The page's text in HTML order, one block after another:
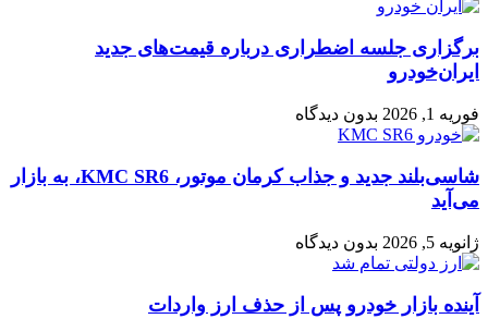
برگزاری جلسه اضطراری درباره قیمت‌های جدید
ایران‌خودرو
فوریه 1, 2026 بدون دیدگاه
شاسی‌بلند جدید و جذاب کرمان موتور، KMC SR6، به بازار
می‌آید
ژانویه 5, 2026 بدون دیدگاه
آینده بازار خودرو پس از حذف ارز واردات